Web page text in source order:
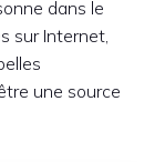
dans le
sur Internet,
une source